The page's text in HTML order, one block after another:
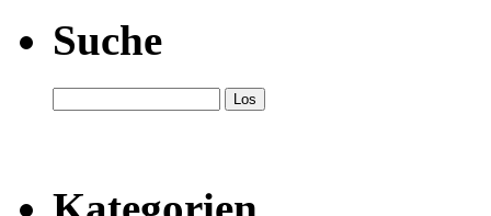
Suche